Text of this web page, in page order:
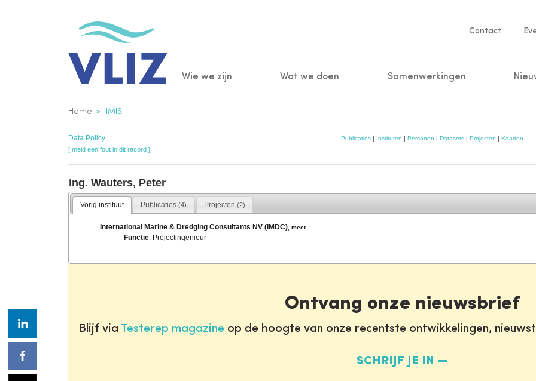
Service
Contact
Main
Wie we zijn Wat we doen Samenwerkingen
Kruimelpad
Home IMIS
Data Policy Publicaties| Instituten | Personen | Datasets| Projecten | Kaarten
[ meld een fout in dit record ]
ing. Wauters, Peter
Vorig instituut Publicaties(4) Projecten (2)
International Marine & Dredging Consultants NV (IMDC) ,meer
Functie: Projectingenieur
Ontvang onze nieuwsbrief
Blijf via Testerep magazine op de hoogte van onze recentste ontwikkelingen,
SCHRIJF JE IN